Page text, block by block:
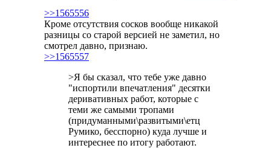
>>1565556
Кроме отсутствия сосков вообще никакой
разницы со старой версией не заметил, но
смотрел давно, признаю.
>>1565557
>Я бы сказал, что тебе уже давно
"испортили впечатления" десятки
деривативных работ, которые с
теми же самыми тропами
(придуманными\развитыми\етц
Румико, бесспорно) куда лучше и
интереснее по итогу работают.